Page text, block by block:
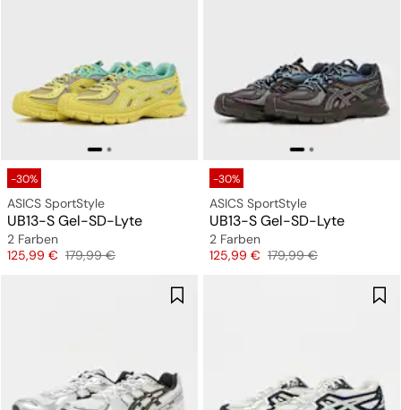
-30%
ASICS SportStyle
UB13-S Gel-SD-Lyte
2 Farben
Preis
125,99 € Originalpreis
179,99 €
-30%
ASICS SportStyle
UB13-S Gel-SD-Lyte
2 Farben
Preis
125,99 € Originalpreis
179,99 €